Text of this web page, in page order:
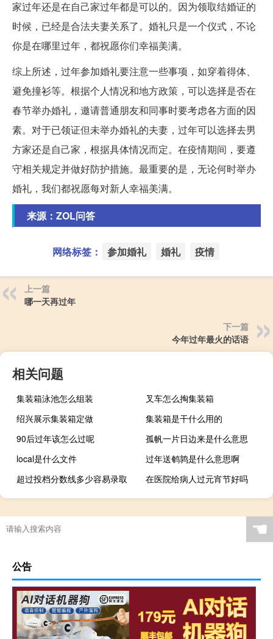
家过年还是在自己家过年都是可以的。因为领取结婚证的
时候，已经是合法夫妻关系了。婚礼只是一个仪式，不论
你是在哪里过年，都祝愿你们幸福美满。
综上所述，过年参加婚礼要注意一些事项，如穿着得体、
避免撞衫等。根据个人情况和地方政策，可以选择是否在
春节举办婚礼，邀请普通朋友和同事时要考虑各方面的因
素。对于已领证但未举办婚礼的夫妻，过年可以选择去男
方家还是自己家，根据具体情况而定。在疫情期间，要遵
守相关规定并做好防护措施。最重要的是，无论何时举办
婚礼，我们都祝愿每对新人幸福美满。
来源：ZOL问答
网络标签： 参加婚礼 婚礼 疫情
上一篇
哪一天再过年
下一篇
今年过年最火的话语
相关问题
集装箱泳池怎么组装
叉车怎么掏集装箱
绍兴展示集装箱定做
集装箱是干什么用的
90后过年该怎么过呢
孤帆一片日边来是什么意思
local是什么文件
过年送鹌鹑是什么意思啊
超过投档分数线多少容易录取
在医院给病人过元宵节好吗
☚
公告